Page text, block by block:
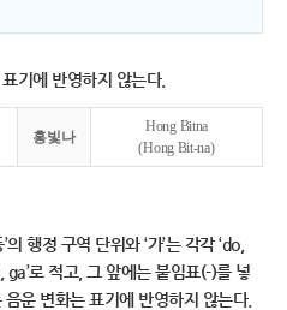
기에 반영하지 않는다.
홍빛나
Hong Bitna
(Hong Bit-na)
행정 구역 단위와 ‘가’는 각각 ‘do,
로 적고, 그 앞에는 붙임표(-)를 넣
운 변화는 표기에 반영하지 않는다.